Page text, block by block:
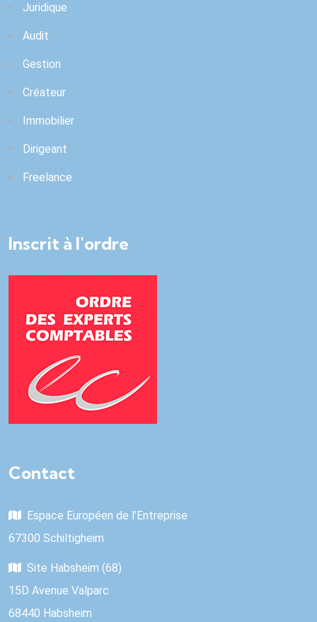
Juridique
Audit
Gestion
Créateur
Immobilier
Dirigeant
Freelance
Inscrit à l'ordre
Contact
Espace Européen de l’Entreprise
67300 Schiltigheim
Site Habsheim (68)
15D Avenue Valparc
68440 Habsheim